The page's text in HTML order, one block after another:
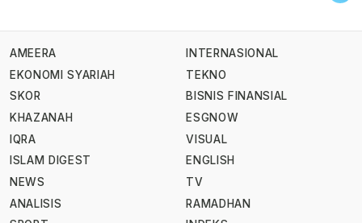
AMEERA
EKONOMI SYARIAH
SKOR
KHAZANAH
IQRA
ISLAM DIGEST
NEWS
ANALISIS
INTERNASIONAL
TEKNO
BISNIS FINANSIAL
ESGNOW
VISUAL
ENGLISH
TV
RAMADHAN